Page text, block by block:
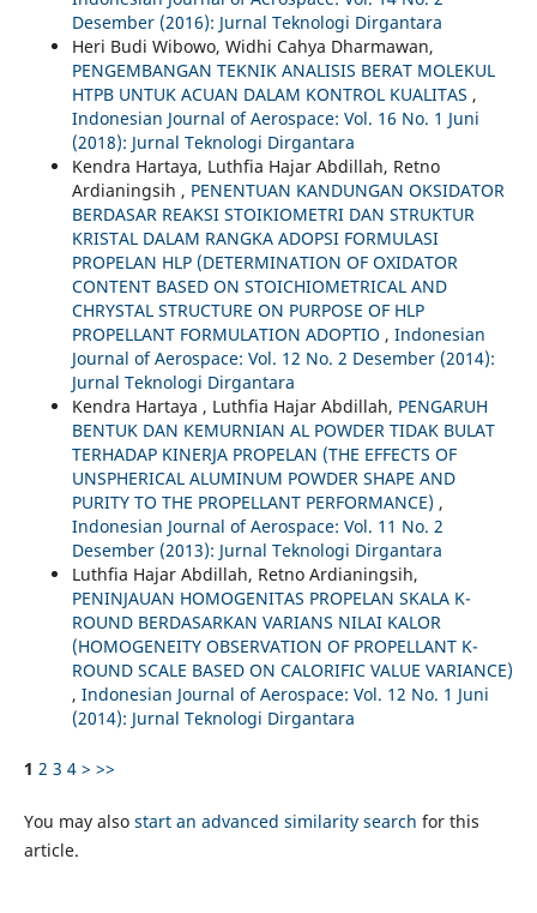
Desember (2016): Jurnal Teknologi Dirgantara
Heri Budi Wibowo, Widhi Cahya Dharmawan,
PENGEMBANGAN TEKNIK ANALISIS BERAT MOLEKUL
HTPB UNTUK ACUAN DALAM KONTROL KUALITAS ,
Indonesian Journal of Aerospace: Vol. 16 No. 1 Juni
(2018): Jurnal Teknologi Dirgantara
Kendra Hartaya, Luthfia Hajar Abdillah, Retno
Ardianingsih , PENENTUAN KANDUNGAN OKSIDATOR
BERDASAR REAKSI STOIKIOMETRI DAN STRUKTUR
KRISTAL DALAM RANGKA ADOPSI FORMULASI
PROPELAN HLP (DETERMINATION OF OXIDATOR
CONTENT BASED ON STOICHIOMETRICAL AND
CHRYSTAL STRUCTURE ON PURPOSE OF HLP
PROPELLANT FORMULATION ADOPTIO , Indonesian
Journal of Aerospace: Vol. 12 No. 2 Desember (2014):
Jurnal Teknologi Dirgantara
Kendra Hartaya , Luthfia Hajar Abdillah, PENGARUH
BENTUK DAN KEMURNIAN AL POWDER TIDAK BULAT
TERHADAP KINERJA PROPELAN (THE EFFECTS OF
UNSPHERICAL ALUMINUM POWDER SHAPE AND
PURITY TO THE PROPELLANT PERFORMANCE) ,
Indonesian Journal of Aerospace: Vol. 11 No. 2
Desember (2013): Jurnal Teknologi Dirgantara
Luthfia Hajar Abdillah, Retno Ardianingsih,
PENINJAUAN HOMOGENITAS PROPELAN SKALA K-
ROUND BERDASARKAN VARIANS NILAI KALOR
(HOMOGENEITY OBSERVATION OF PROPELLANT K-
ROUND SCALE BASED ON CALORIFIC VALUE VARIANCE)
, Indonesian Journal of Aerospace: Vol. 12 No. 1 Juni
(2014): Jurnal Teknologi Dirgantara
1 2 3 4 > >>
You may also start an advanced similarity search for this
article.